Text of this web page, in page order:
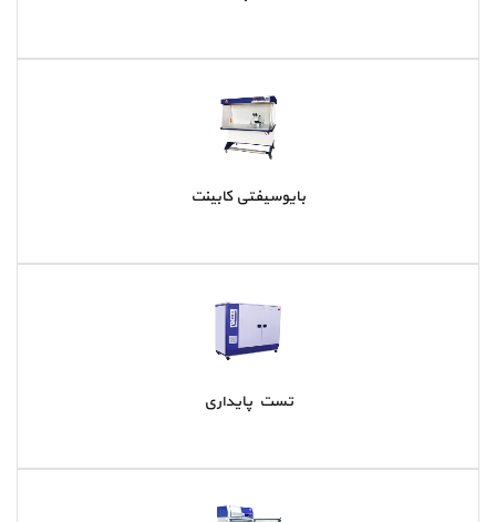
بایوسیفتی کابینت
تست پایداری